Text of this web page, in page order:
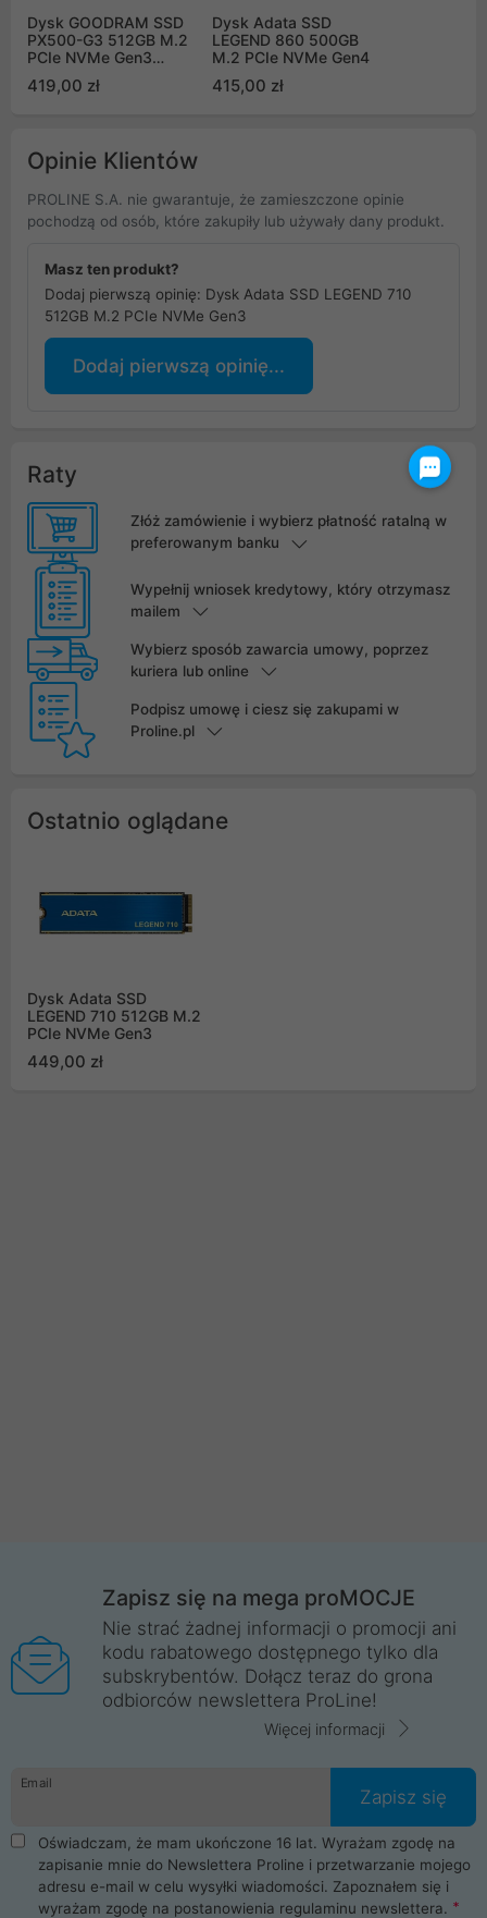
Dysk GOODRAM SSD
PX500-G3 512GB M.2
PCIe NVMe Gen3
G3
419,00 zł
Dysk Adata SSD
LEGEND 860 500GB
M.2 PCIe NVMe Gen4
415,00 zł
Opinie Klientów
PROLINE S.A. nie gwarantuje, że zamieszczone opinie
pochodzą od osób, które zakupiły lub używały dany produkt.
Masz ten produkt?
Dodaj pierwszą opinię: Dysk Adata SSD LEGEND 710
512GB M.2 PCIe NVMe Gen3
Dodaj pierwszą opinię...
Raty
Złóż zamówienie i wybierz płatność ratalną w
preferowanym banku
Wypełnij wniosek kredytowy, który otrzymasz
mailem
Wybierz sposób zawarcia umowy, poprzez
kuriera lub online
Podpisz umowę i ciesz się zakupami w
Proline.pl
Ostatnio oglądane
Dysk Adata SSD
LEGEND 710 512GB M.2
PCIe NVMe Gen3
449,00 zł
Zapisz się na mega proMOCJE
Nie strać żadnej informacji o promocji ani
kodu rabatowego dostępnego tylko dla
subskrybentów. Dołącz teraz do grona
odbiorców newslettera ProLine!
Więcej informacji
Email
Zapisz się
Oświadczam, że mam ukończone 16 lat. Wyrażam zgodę na
zapisanie mnie do Newslettera Proline i przetwarzanie mojego
adresu e-mail w celu wysyłki wiadomości. Zapoznałem się i
wyrażam zgodę na postanowienia regulaminu newslettera.